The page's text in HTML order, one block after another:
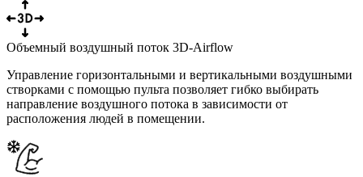
Объемный воздушный поток 3D-Airflow
Управление горизонтальными и вертикальными воздушными
створками с помощью пульта позволяет гибко выбирать
направление воздушного потока в зависимости от
расположения людей в помещении.